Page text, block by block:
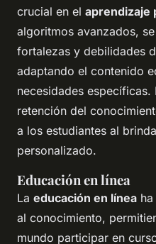
crucial en el aprendizaje
algoritmos avanzados,
fortalezas y debilidades
adaptando el contenido
necesidades
retención del
a los estudiantes al
personalizado.
Educación en línea
La educación en línea
al conocimiento,
mundo participar en